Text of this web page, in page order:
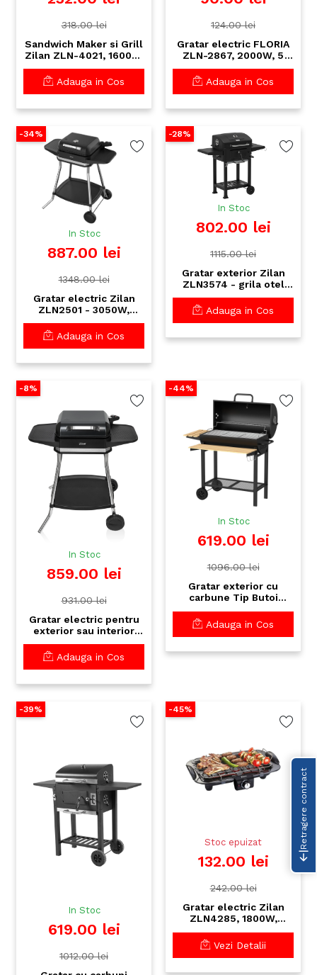
318.00 lei
Sandwich Maker si Grill
Zilan ZLN-4021, 1600W,
termostat reglabil,
placi antiaderente din
inox
Adauga in Cos
124.00 lei
Gratar electric FLORIA
ZLN-2867, 2000W, 5
trepte putere,
suprafata 38.5x22cm
Adauga in Cos
-34%
In Stoc
887.00 lei
1348.00 lei
Gratar electric Zilan
ZLN2501 - 3050W,
interior/ exterior,
termostat reglabil,
placi aluminiu,
Adauga in Cos
-28%
In Stoc
802.00 lei
1115.00 lei
Gratar exterior Zilan
ZLN3574 - grila otel
cromat 54 x 42,5 cm cu
termometru si roti
mobile
Adauga in Cos
-8%
In Stoc
859.00 lei
931.00 lei
Gratar electric pentru
exterior sau interior
ZILAN ZLN2502,
Termostat reglabil,
Tava colectare grasime,
Putere 3050W
Adauga in Cos
-44%
In Stoc
619.00 lei
1096.00 lei
Gratar exterior cu
carbune Tip Butoi
Design Premium pentru
gradina
Adauga in Cos
-39%
In Stoc
619.00 lei
1012.00 lei
-45%
Stoc epuizat
132.00 lei
242.00 lei
Gratar electric Zilan
ZLN4285, 1800W,
termostat ajustabil,
suprafata 38x27cm,
rezistor inox
Vezi Detalii
Retragere contract